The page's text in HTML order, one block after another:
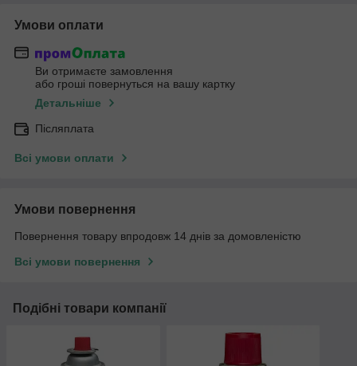
Умови оплати
Ви отримаєте замовлення
або гроші повернуться на вашу картку
Детальніше
Післяплата
Всі умови оплати
Умови повернення
Повернення товару впродовж 14 днів за домовленістю
Всі умови повернення
Подібні товари компанії